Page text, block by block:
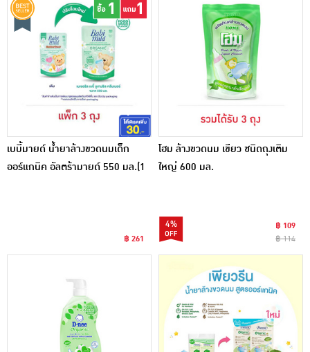
เบบี้มายด์ น้ำยาล้างขวดนมเด็ก
ออร์แกนิค อัลตร้ามายด์ 550 มล.(1
฿ 261
โฮม ล้างขวดนม เขียว ชนิดถุงเติม
ใหญ่ 600 มล.
4%
฿ 109
฿ 114